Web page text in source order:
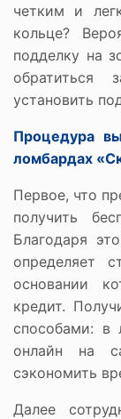
четким и
кольце?
подделку на
установить
Процедура
ломбардах
Первое, что
получить
Благодаря
определяет
основании
кредит.
способами: в
онлайн на
сэкономить
Далее